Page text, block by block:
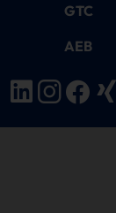
GTC
AEB